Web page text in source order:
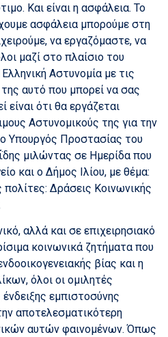
Και είναι η ασφάλεια. Το
ασφάλεια μπορούμε στη
να εργαζόμαστε, να
μαζί στο πλαίσιο του
Αστυνομία με τις
της αυτό που μπορεί να σας
είναι ότι θα εργάζεται
Αστυνομικούς της για την
Υπουργός Προστασίας του
μιλώντας σε Ημερίδα που
και ο Δήμος Ιλίου, με θέμα:
Δράσεις Κοινωνικής
αλλά και σε επιχειρησιακό
κοινωνικά ζητήματα που
βίας και η
όλοι οι ομιλητές
εμπιστοσύνης
αποτελεσματικότερη
αυτών φαινομένων. Όπως